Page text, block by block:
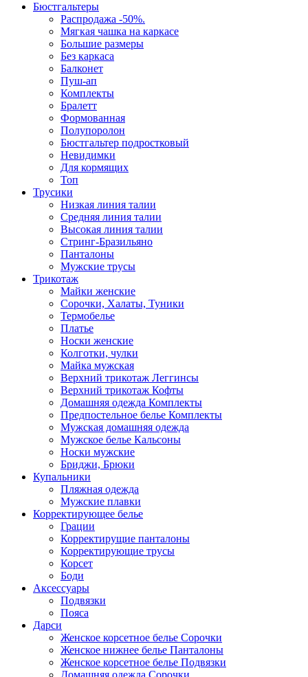
Бюстгальтеры
Распродажа -50%.
Мягкая чашка на каркасе
Большие размеры
Без каркаса
Балконет
Пуш-ап
Комплекты
Бралетт
Формованная
Полупоролон
Бюстгальтер подростковый
Невидимки
Для кормящих
Топ
Трусики
Низкая линия талии
Средняя линия талии
Высокая линия талии
Стринг-Бразильяно
Панталоны
Мужские трусы
Трикотаж
Майки женские
Сорочки, Халаты, Туники
Термобелье
Платье
Носки женские
Колготки, чулки
Майка мужская
Верхний трикотаж Леггинсы
Верхний трикотаж Кофты
Домашняя одежда Комплекты
Предпостельное белье Комплекты
Мужская домашняя одежда
Мужское белье Кальсоны
Носки мужские
Бриджи, Брюки
Купальники
Пляжная одежда
Мужские плавки
Корректирующее белье
Грации
Корректирущие панталоны
Корректирующие трусы
Корсет
Боди
Аксессуары
Подвязки
Пояса
Дарси
Женское корсетное белье Сорочки
Женское нижнее белье Панталоны
Женское корсетное белье Подвязки
Домашняя одежда Сорочки